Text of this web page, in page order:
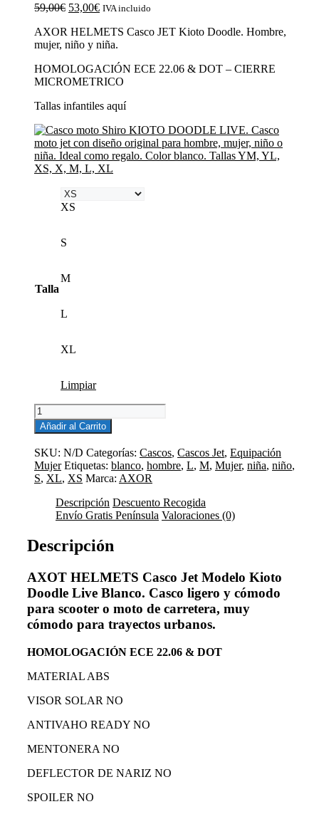
59,00€ El
original
era:
53,00€El
actual
es:
IVA incluido
AXOR HELMETS Casco JET Kioto Doodle. Hombre,
mujer, niño y niña.
HOMOLOGACIÓN ECE 22.06 & DOT – CIERRE
MICROMETRICO
Tallas infantiles aquí
Talla
XS
S
M
L
XL
Limpiar
CASCO
JET
KIOTO
DOODLE
LIVE
BLANCO
cantidad
Añadir al Carrito
SKU: N/D Categorías: Cascos, Cascos Jet, Equipación
Mujer Etiquetas: blanco, hombre, L, M, Mujer, niña, niño,
S, XL, XS Marca: AXOR
Descripción Descuento Recogida
Envío Gratis Península Valoraciones (0)
Descripción
AXOT HELMETS Casco Jet Modelo Kioto
Doodle Live Blanco. Casco ligero y cómodo
para scooter o moto de carretera, muy
cómodo para trayectos urbanos.
HOMOLOGACIÓN ECE 22.06 & DOT
MATERIAL ABS
VISOR SOLAR NO
ANTIVAHO READY NO
MENTONERA NO
DEFLECTOR DE NARIZ NO
SPOILER NO